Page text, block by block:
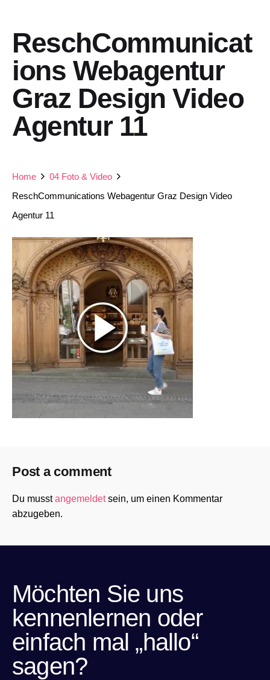
ReschCommunicat
ions Webagentur
Graz Design Video
Agentur 11
Home
04 Foto & Video
ReschCommunications Webagentur Graz Design Video
Agentur 11
Post a comment
Du musstangemeldetsein, um einen Kommentar
abzugeben.
Möchten Sie uns
kennenlernen oder
einfach mal „hallo“
sagen?